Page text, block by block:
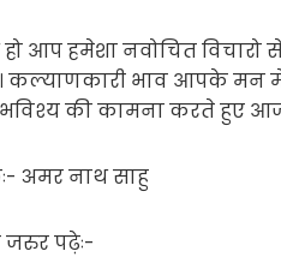
आप हमेशा नवोचित विचारो
कल्याणकारी भाव आपके मन मे
की कामना करते हुए आज
अमर नाथ साहु
पढ़ेः-